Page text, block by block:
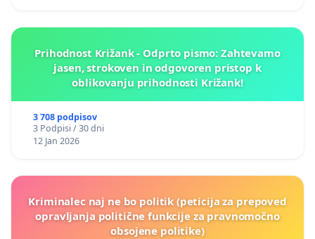
Prihodnost Križank - Odprto pismo: Zahtevamo
jasen, strokoven in odgovoren pristop k
oblikovanju prihodnosti Križank!
3 708 podpisov
3 Podpisi / 30 dni
12 Jan 2026
Kriminalec naj ne bo politik (peticija za prepoved
opravljanja politične funkcije za pravnomočno
obsojene politike)